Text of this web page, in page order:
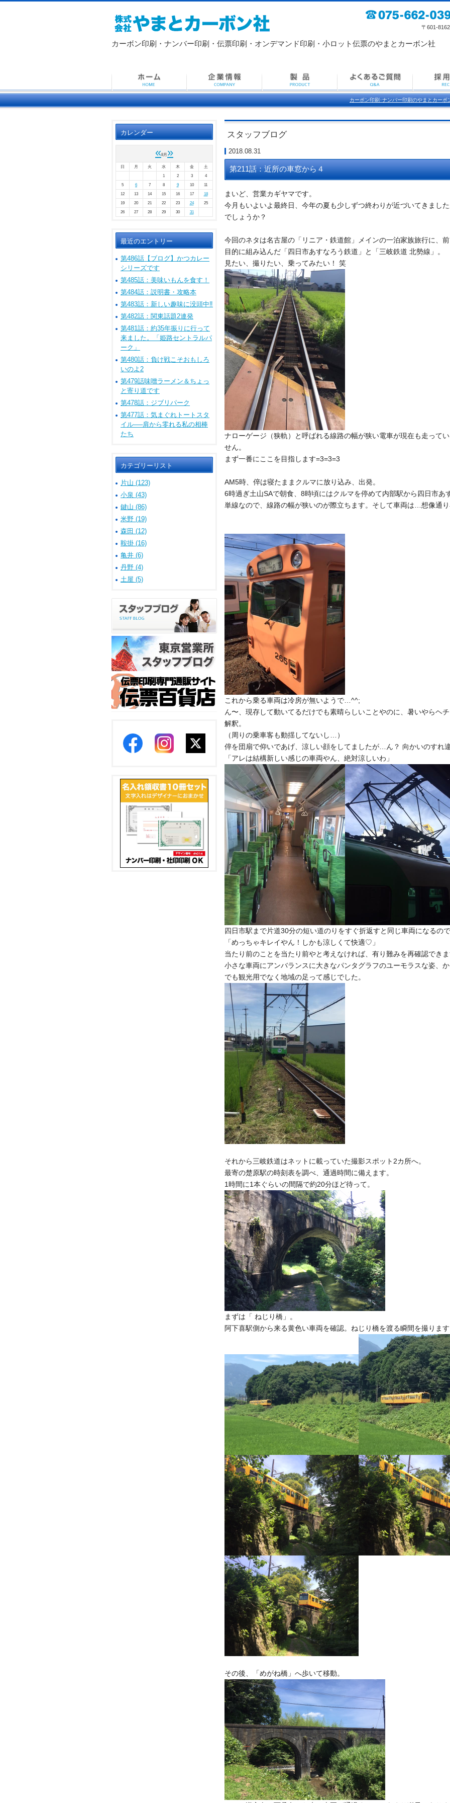
カーボン印刷・ナンバー印刷・ 伝票印刷・ オンデマンド印刷・小ロット伝票のやまとカーボン社
〒601-8162 京都
カーボン印刷･ナンバー印刷のやまとカーボ
スタッフブログ
2018.08.31
第211話：近所の車窓から４
まいど、営業カギヤマです。
今月もいよいよ最終日、 今年の夏も少しずつ終わりが近づいてきまし
でしょうか？
今回のネタは名古屋の「リニア・鉄道館」
メインの一泊家族旅行に、
目的に組み込んだ「四日市あすなろう鉄道」と「三岐鉄道 北勢線」。
見たい、撮りたい、乗ってみたい！ 笑
ナローゲージ（狭軌）
と呼ばれる線路の幅が狭い電車が現在も走って
せん。
まず一番にここを目指します=3=3=3
AM5時、倅は寝たままクルマに放り込み、出発。
6時過ぎ土山SAで朝食、 8時頃にはクルマを停めて内部駅から四日市あ
単線なので、線路の幅が狭いのが際立ちます。そして車両は… 想像通
これから乗る車両は冷房が無いようで…^^;
ん〜、現存して動いてるだけでも素晴らしいことやのに、 暑いやらヘ
解釈。
（ 周りの乗車客も動揺してないし…）
倅を団扇で仰いであげ、涼しい顔をしてましたが…ん？ 向かいのすれ
「アレは結構新しい感じの車両やん、絶対涼しいわ」
四日市駅まで片道30分の短い道のりをすぐ折返すと同じ車両になるの
「めっちゃキレイやん！ しかも涼しくて快適♡」
当たり前のことを当たり前やと考えなければ、 有り難みを再確認でき
小さな車両にアンバランスに大きなパンタグラフのユーモラスな姿 、
でも観光用でなく地域の足って感じでした。
それから三岐鉄道はネットに載っていた撮影スポット2カ所へ。
最寄の楚原駅の時刻表を調べ、通過時間に備えます。
1時間に1本ぐらいの間隔で約20分ほど待って。
まずは「 ねじり橋」。
阿下喜駅側から来る黄色い車両を確認。 ねじり橋を渡る瞬間を撮りま
その後、「めがね橋」へ歩いて移動。
カレンダー
«8月 »
日 月 火 水 木 金
土
1
2 3
4
5
6 7 8 9 10
11
12
13 14 15 16 17
18
19
20 21 22 23 24
25
26
27 28 29 30 31
最近のエントリー
第486話【ブログ】かつカレー
シリーズです
第485話：美味いもんを食す！
第484話：説明書・攻略本
第483話：新しい趣味に没頭中‼
第482話：関東話題2連発
第481話：約35年振りに行って
来ました。「姫路セントラルパ
ーク」
第480話：負け戦こそおもしろ
いのよ2
第479話味噌ラーメン＆ちょっ
と寄り道です
第478話：ジブリパーク
第477話：気まぐれトートスタ
イル──肩から零れる私の相棒
たち
カテゴリーリスト
片山 (123)
小泉 (43)
鍵山 (86)
米野 (19)
森田 (12)
鞍掛 (16)
亀井 (6)
丹野 (4)
土屋 (5)